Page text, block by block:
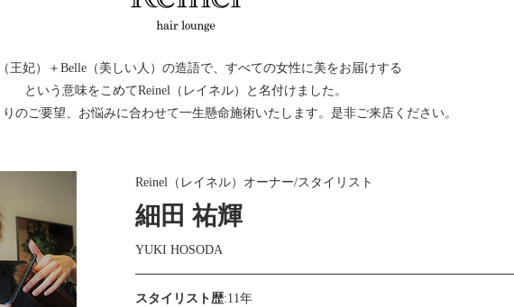
王妃）＋Belle（美しい人）の造語で、すべての女性に美をお届けする
という意味をこめてReinel（レイネル）と名付けました。
のご要望、お悩みに合わせて一生懸命施術いたします。是非ご来店ください。
Reinel（レイネル）オーナー/スタイリスト
細田 祐輝
YUKI HOSODA
スタイリスト歴:11年